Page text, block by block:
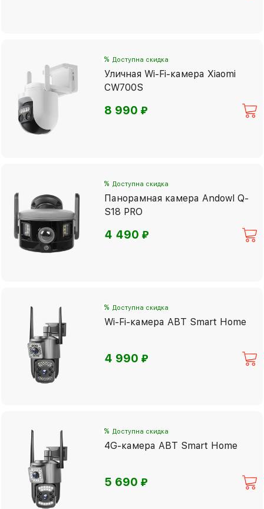
% Доступна скидка
Уличная Wi-Fi-камера Xiaomi
CW700S
8 990⃏
% Доступна скидка
Панорамная камера Andowl Q-
S18 PRO
4 490⃏
% Доступна скидка
Wi-Fi-камера ABT Smart Home
4 990⃏
% Доступна скидка
4G-камера ABT Smart Home
5 690⃏